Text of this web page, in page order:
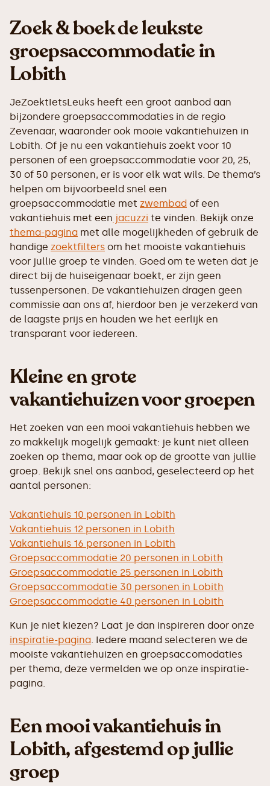
Zoek & boek de leukste
groepsaccommodatie in
Lobith
JeZoektIetsLeuks heeft een groot aanbod aan
bijzondere groepsaccommodaties in de regio
Zevenaar, waaronder ook mooie vakantiehuizen in
Lobith. Of je nu een vakantiehuis zoekt voor 10
personen of een groepsaccommodatie voor 20, 25,
30 of 50 personen, er is voor elk wat wils. De thema’s
helpen om bijvoorbeeld snel een
groepsaccommodatie met zwembad of een
vakantiehuis met een jacuzzi te vinden. Bekijk onze
thema-pagina met alle mogelijkheden of gebruik de
handige zoektfilters om het mooiste vakantiehuis
voor jullie groep te vinden. Goed om te weten dat je
direct bij de huiseigenaar boekt, er zijn geen
tussenpersonen. De vakantiehuizen dragen geen
commissie aan ons af, hierdoor ben je verzekerd van
de laagste prijs en houden we het eerlijk en
transparant voor iedereen.
Kleine en grote
vakantiehuizen voor groepen
Het zoeken van een mooi vakantiehuis hebben we
zo makkelijk mogelijk gemaakt: je kunt niet alleen
zoeken op thema, maar ook op de grootte van jullie
groep. Bekijk snel ons aanbod, geselecteerd op het
aantal personen:
Vakantiehuis 10 personen in Lobith
Vakantiehuis 12 personen in Lobith
Vakantiehuis 16 personen in Lobith
Groepsaccommodatie 20 personen in Lobith
Groepsaccommodatie 25 personen in Lobith
Groepsaccommodatie 30 personen in Lobith
Groepsaccommodatie 40 personen in Lobith
Kun je niet kiezen? Laat je dan inspireren door onze
inspiratie-pagina. Iedere maand selecteren we de
mooiste vakantiehuizen en groepsaccomodaties
per thema, deze vermelden we op onze inspiratie-
pagina.
Een mooi vakantiehuis in
Lobith, afgestemd op jullie
groep